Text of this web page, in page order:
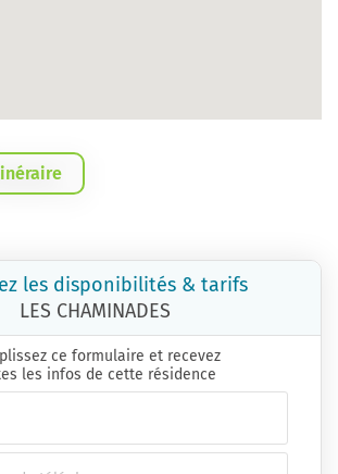
les disponibilités & tarifs
LES CHAMINADES
ce formulaire et recevez
les infos de cette résidence